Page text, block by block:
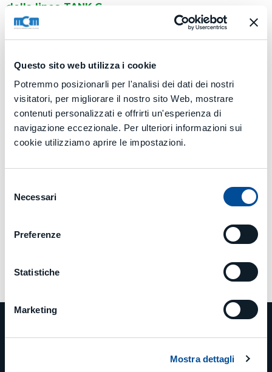
Questo sito web utilizza i cookie
Potremmo posizionarli per l'analisi dei dati dei nostri
visitatori, per migliorare il nostro sito Web, mostrare
contenuti personalizzati e offrirti un'esperienza di
navigazione eccezionale. Per ulteriori informazioni sui
cookie utilizziamo aprire le impostazioni.
delNecessari
Preferenze
Statistiche
Marketing
Mostra dettagli
della linea TANK.G
TANK.G 1600 è caratterizzato dal valore della corsa dell’asse X
pari a1.600 mm e dalle dimensioni del pallet:1.000 x 1.000
mm,1.250 x 1.250 mm,
RICHIEDI UNA CONSULENZA
Dati tecnici